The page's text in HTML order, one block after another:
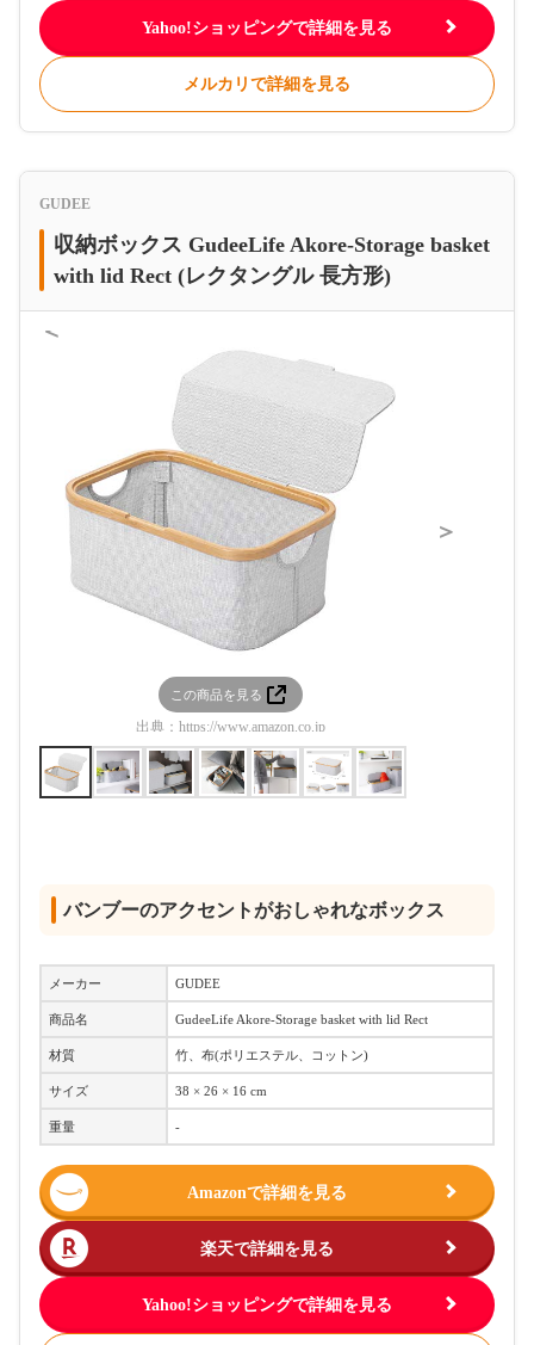
Yahoo!ショッピングで詳細を見る
メルカリで詳細を見る
GUDEE
収納ボックス GudeeLife Akore-Storage basket
with lid Rect (レクタングル 長方形)
＜
この商品を見る
出典： https://www.amazon.co.jp
＞
バンブーのアクセントがおしゃれなボックス
メーカー GUDEE
商品名 GudeeLife Akore-Storage basket with lid Rect
材質 竹、布(ポリエステル、コットン)
サイズ 38 × 26 × 16 cm
重量 -
Amazonで詳細を見る
楽天で詳細を見る
Yahoo!ショッピングで詳細を見る